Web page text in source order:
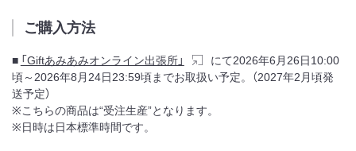
ご購入方法
■ 「Giftあみあみオンライン出張所」
にて2026年6月26日10:00
頃～2026年8月24日23:59頃までお取扱い予定。（2027年2月頃発
送予定）
※こちらの商品は“受注生産”となります。
※日時は日本標準時間です。